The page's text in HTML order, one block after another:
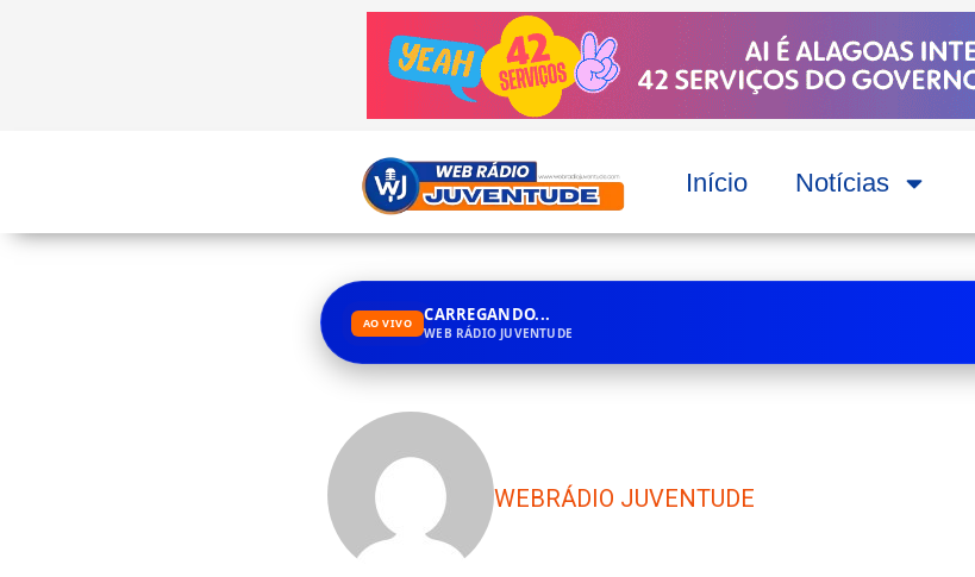
Início Notícias
AO VIVO CARREGANDO...
WEB RÁDIO JUVENTUDE
WEBRÁDIO JUVENTUDE